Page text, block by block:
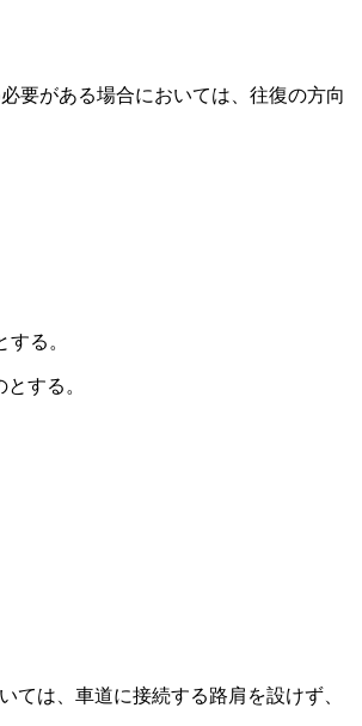
要がある場合においては、往復の方向
る。
する。
は、車道に接続する路肩を設けず、